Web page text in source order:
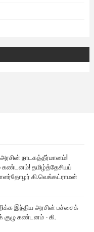
அரசின் நாடகத்தீர்மானம்!
கண்டனம்! தமிழ்த்தேசியப்
கி.வெங்கட்ராமன்
இந்திய அரசின் பச்சைக்
குழு கண்டனம் - கி.